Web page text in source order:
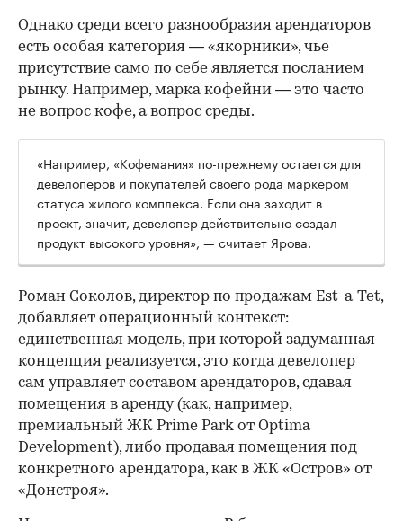
Однако среди всего разнообразия арендаторов
есть особая категория — «якорники», чье
присутствие само по себе является посланием
рынку. Например, марка кофейни — это часто
не вопрос кофе, а вопрос среды.
«Например, «Кофемания» по-прежнему остается для
девелоперов и покупателей своего рода маркером
статуса жилого комплекса. Если она заходит в
проект, значит, девелопер действительно создал
продукт высокого уровня», — считает Ярова.
Роман Соколов, директор по продажам Est-a-Tet,
добавляет операционный контекст:
единственная модель, при которой задуманная
концепция реализуется, это когда девелопер
сам управляет составом арендаторов, сдавая
помещения в аренду (как, например,
премиальный ЖК Prime Park от Optima
Development), либо продавая помещения под
конкретного арендатора, как в ЖК «Остров» от
«Донстроя».